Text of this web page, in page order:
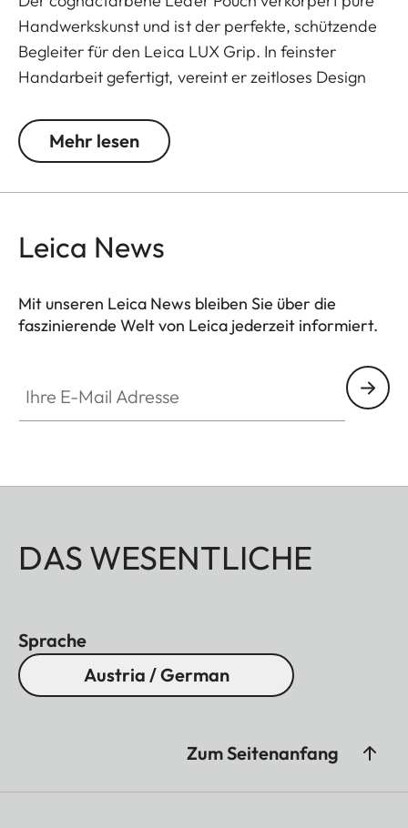
Handwerkskunst und ist der perfekte, schützende
Begleiter für den Leica LUX Grip. In feinster
Handarbeit gefertigt, vereint er zeitloses Design
Funktionalität. Mit präzise verarbeiteten Nähten,
hochwertiger Innenpolsterung und einem elegant
schnellen, sicheren Zugriff, während durchdachte
weiteres Zubehör bieten. Die integrierte AirTag-
Halterung gibt zusätzliche Sicherheit. Mit der Zeit
Mehr lesen
Leica News
Mit unseren Leica News bleiben Sie über die
faszinierende Welt von Leica jederzeit informiert.
DAS WESENTLICHE
Sprache
Austria / German
Zum Seitenanfang